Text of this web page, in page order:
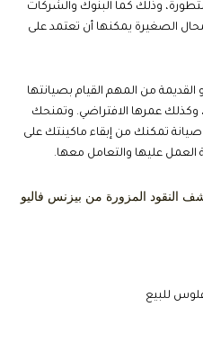
وذلك كما البنوك والشركات
الصغيرة يمكنها أن تعتمد على
من المهم القيام بصيانتها
عمرها الافتراضي. وتمنحك
تمكنك من إبقاء ماكينتك على
العمل عليها والتعامل معها.
النقود المزورة من بيزنس فاليو
للبيع